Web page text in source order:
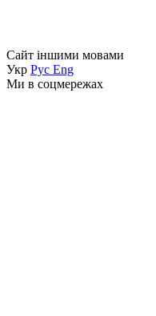
Сайт іншими мовами
Укр Рус Eng
Ми в соцмережах